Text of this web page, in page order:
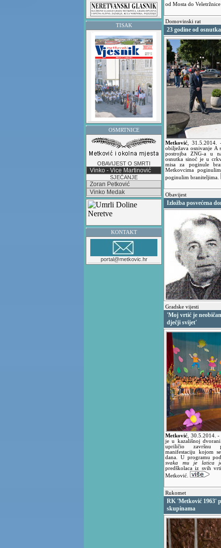
TISAK
OSMRTNICE
OBAVIJEST O SMRTI
Vinko - Vice Martinović
SJEĆANJE
Zoran Petković
Vinko Medak
KONTAKT
portal@metkovic.hr
od Mosta do
Domovinski rat
23 godine od
Metković ,31.5.2014.
obilježava osnivanje
postrojba ZNG-a u
osnutka sinoć je u
misa za poginule
Metkovcima
poginulim braniteljima.
Obavijest
Izložba posvećena
Gradske vijesti
'Moj vrtić je
dječji svijet'
Metković 30.5.2014. -
je u kazališnoj
upriličio završnu
manifestaciju kojom
dana. U programu
svaka mu je latica
predškolaca iz svih
Metković.
Rukomet
RK 'Metković 1963'
skupinama